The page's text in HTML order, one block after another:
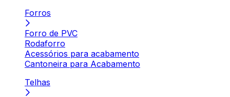
Forros
Forro de PVC
Rodaforro
Acessórios para acabamento
Cantoneira para Acabamento
Telhas